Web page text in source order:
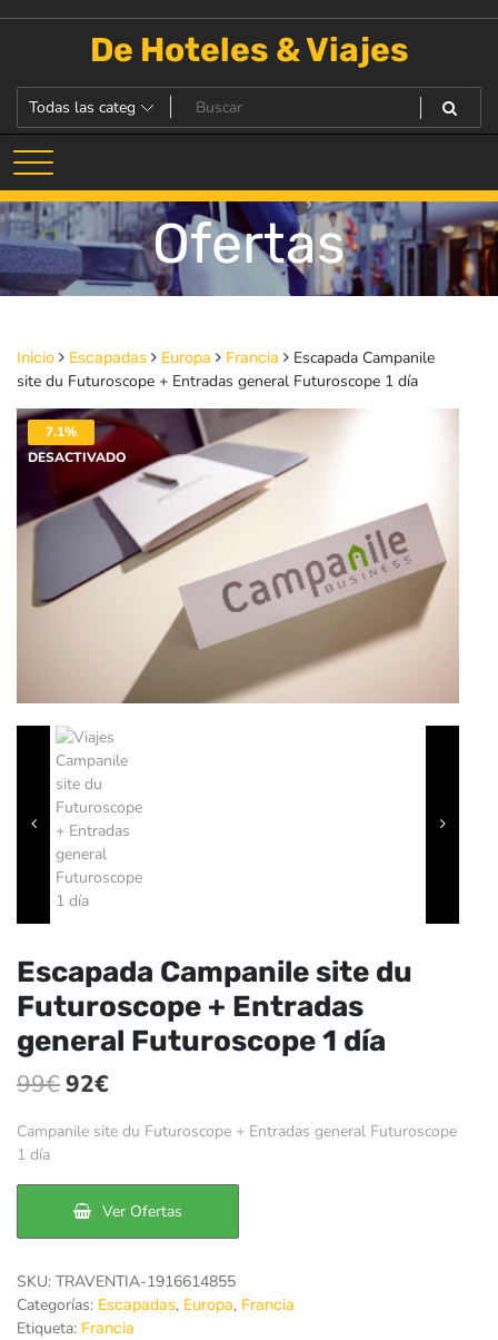
De Hoteles & Viajes
Ofertas
Inicio Escapadas Europa Francia
Escapada Campanile
site du Futuroscope + Entradas general Futuroscope 1 día
7.1%
DESACTIVADO
Escapada Campanile site du
Futuroscope + Entradas
general Futuroscope 1 día
99€El
precio
era:
99€.
92€
precio
es:
92€.
Campanile site du Futuroscope + Entradas general Futuroscope
1 día
Ver Ofertas
SKU: TRAVENTIA-1916614855
Categorías: Escapadas, Europa, Francia
Etiqueta: Francia